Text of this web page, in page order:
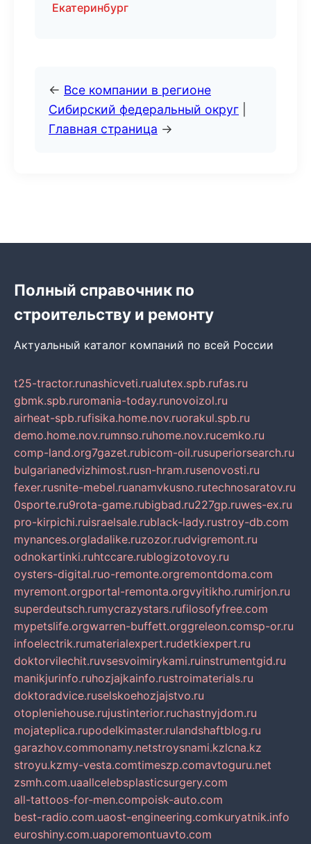
Екатеринбург
← Все компании в регионе
Сибирский федеральный округ
Главная страница →
Полный справочник по
строительству и ремонту
Актуальный каталог компаний по всей России
t25-tractor.runashicveti.rualutex.spb.rufas.ru
gbmk.spb.ruromania-today.runovoizol.ru
airheat-spb.rufisika.home.nov.ruorakul.spb.ru
demo.home.nov.rumnso.ruhome.nov.rucemko.ru
comp-land.org7gazet.rubicom-oil.rusuperiorsearch.ru
bulgarianedvizhimost.rusn-hram.rusenovosti.ru
fexer.rusnite-mebel.ruanamvkusno.rutechnosaratov.ru
0sporte.ru9rota-game.rubigbad.ru227gp.ruwes-ex.ru
pro-kirpichi.ruisraelsale.rublack-lady.rustroy-db.com
mynances.orgladalike.ruzozor.rudvigremont.ru
odnokartinki.ruhtccare.rublogizotovoy.ru
oysters-digital.ruo-remonte.orgremontdoma.com
myremont.orgportal-remonta.orgvyitikho.rumirjon.ru
superdeutsch.rumycrazystars.rufilosofyfree.com
mypetslife.orgwarren-buffett.orggreleon.comsp-or.ru
infoelectrik.rumaterialexpert.rudetkiexpert.ru
doktorvilechit.ruvsesvoimirykami.ruinstrumentgid.ru
manikjurinfo.ruhozjajkainfo.rustroimaterials.ru
doktoradvice.ruselskoehozjajstvo.ru
otopleniehouse.rujustinterior.ruchastnyjdom.ru
mojateplica.rupodelkimaster.rulandshaftblog.ru
garazhov.commonamy.netstroysnami.kzlcna.kz
stroyu.kzmy-vesta.comtimeszp.comavtoguru.net
zsmh.com.uaallcelebsplasticsurgery.com
all-tattoos-for-men.compoisk-auto.com
best-radio.com.uaost-engineering.comkuryatnik.info
euroshiny.com.uaporemontuavto.com